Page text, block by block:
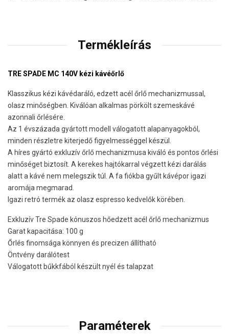
Termékleírás
TRE SPADE MC 140V kézi kávéőrlő
Klasszikus kézi kávédaráló, edzett acél őrlő mechanizmussal,
olasz minőségben. Kiválóan alkalmas pörkölt szemeskávé
azonnali őrlésére.
Az 1 évszázada gyártott modell válogatott alapanyagokból,
minden részletre kiterjedő figyelmességgel készül.
A híres gyártó exkluzív őrlő mechanizmusa kiváló és pontos őrlési
minőséget biztosít. A kerekes hajtókarral végzett kézi darálás
alatt a kávé nem melegszik túl. A fa fiókba gyűlt kávépor igazi
aromája megmarad.
Igazi retró termék az olasz espresso kedvelők körében.
Exkluzív Tre Spade kónuszos hőedzett acél őrlő mechanizmus
Garat kapacitása: 100 g
Őrlés finomsága könnyen és precizen állítható
Öntvény darálótest
Válogatott bűkkfából készült nyél és talapzat
Paraméterek